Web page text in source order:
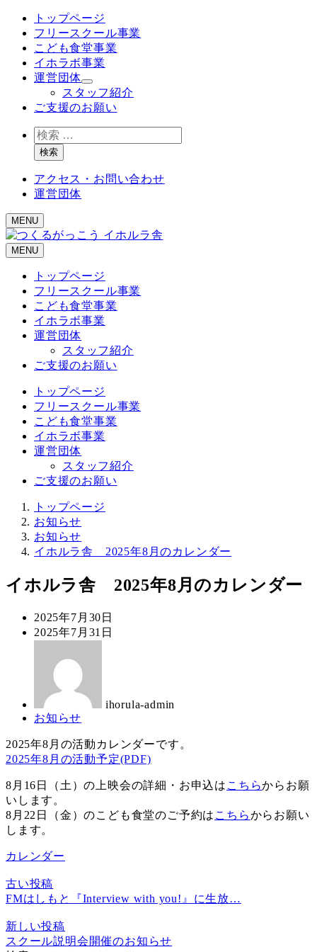
トップページ
フリースクール事業
こども食堂事業
イホラボ事業
運営団体
スタッフ紹介
ご支援のお願い
検
索検索
アクセス・お問い合わせ
運営団体
MENU
MENU
トップページ
フリースクール事業
こども食堂事業
イホラボ事業
運営団体
スタッフ紹介
ご支援のお願い
トップページ
フリースクール事業
こども食堂事業
イホラボ事業
運営団体
スタッフ紹介
ご支援のお願い
トップページ
お知らせ
お知らせ
イホルラ舎 2025年8月のカレンダー
イホルラ舎 2025年8月のカレンダー
投
稿
2025年7月30日
更
2025年7月31日
ihorula-admin
カ
ゴ
リ
お知らせ
2025年8月の活動カレンダーです。
2025年8月の活動予定(PDF)
8月16日（土）の上映会の詳細・お申込は こちらからお願
いします。
8月22日（金）のこども食堂のご予約は こちらからお願い
します。
カレンダー
古い投稿
FMはしもと『Interview with you!』に生放…
新しい投稿
スクール説明会開催のお知らせ